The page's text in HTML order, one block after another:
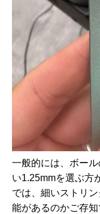
一般的には、ボー
い1.25mmを選ぶ方
では、細いストリ
能があるのかご存知